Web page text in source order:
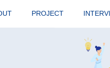
PROJECT